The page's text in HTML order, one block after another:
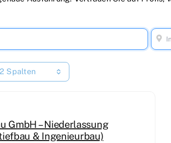
Spalten
GmbH – Niederlassung
& Ingenieurbau)